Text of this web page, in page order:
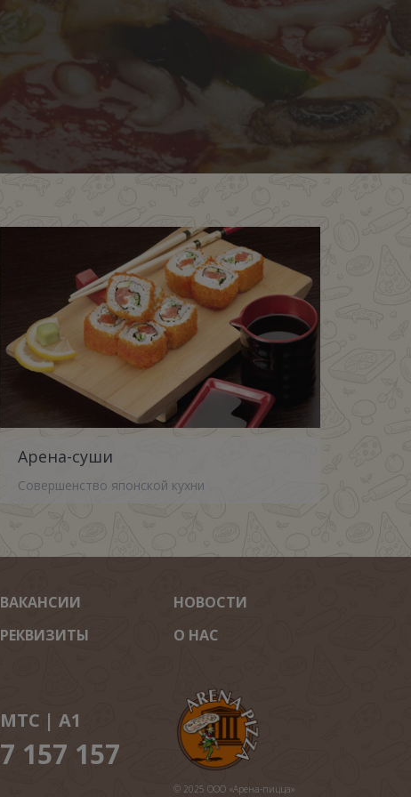
Арена-суши
Совершенство японской кухни
ВАКАНСИИ
РЕКВИЗИТЫ
МТС | A1
7 157 157
НОВОСТИ
О НАС
© 2025 ООО «Арена-пицца»